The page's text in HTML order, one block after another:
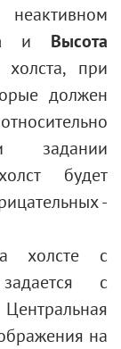
и Высота
при
должен
задании
будет
-
холсте с
с
на